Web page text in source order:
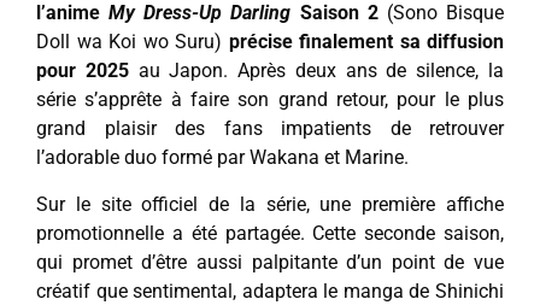
l’animeMy Dress-Up Darling Saison 2(Sono Bisque
Doll wa Koi wo Suru) précise finalement sa diffusion
pour 2025au Japon. Après deux ans de silence, la
série s’apprête à faire son grand retour, pour le plus
grand plaisir des fans impatients de retrouver
l’adorable duo formé par Wakana et Marine.
Sur le site officiel de la série, une première affiche
promotionnelle a été partagée. Cette seconde saison,
qui promet d’être aussi palpitante d’un point de vue
créatif que sentimental, adaptera le manga de Shinichi